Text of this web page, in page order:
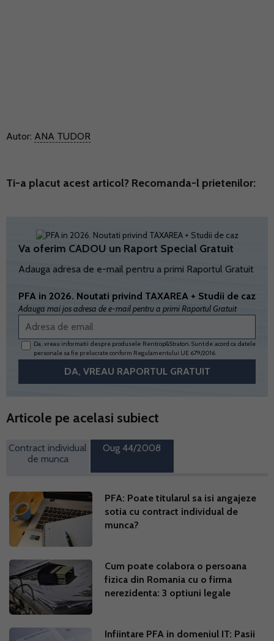
Autor: ANA TUDOR
Ti-a placut acest articol? Recomanda-l prietenilor:
Va oferim CADOU un Raport Special Gratuit
Adauga adresa de e-mail pentru a primi Raportul Gratuit
PFA in 2026. Noutati privind TAXAREA + Studii de caz
Adauga mai jos adresa de e-mail pentru a primi Raportul Gratuit
Da, vreau informatii despre produsele Rentrop&Straton. Sunt de acord ca datele
personale sa fie prelucrate conform Regulamentului UE 679/2016
Articole pe acelasi subiect
Contract individual
de munca
Oug 44/2008
PFA: Poate titularul sa isi angajeze
sotia cu contract individual de
munca?
Cum poate colabora o persoana
fizica din Romania cu o firma
nerezidenta: 3 optiuni legale
Infiintare PFA in domeniul IT: Pasii